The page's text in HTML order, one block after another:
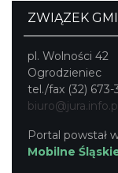
ZWIĄZEK
pl. Wolności 42
Ogrodzieniec
tel./fax (32) 673-
Portal powstał
Mobilne